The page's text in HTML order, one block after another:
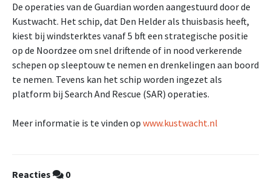
De operaties van de Guardian worden aangestuurd door de
Kustwacht. Het schip, dat Den Helder als thuisbasis heeft,
kiest bij windsterktes vanaf 5 bft een strategische positie
op de Noordzee om snel driftende of in nood verkerende
schepen op sleeptouw te nemen en drenkelingen aan boord
te nemen. Tevens kan het schip worden ingezet als
platform bij Search And Rescue (SAR) operaties.
Meer informatie is te vinden op www.kustwacht.nl
Reacties 0